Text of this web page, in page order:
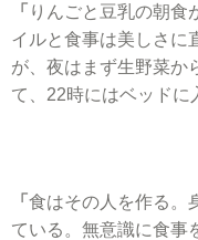
「 りんごと豆乳の朝食
イルと食事は美しさに
が、夜はまず生野菜か
て、22時にはベッドに
「 食はその人を作る。
ている。無意識に食事